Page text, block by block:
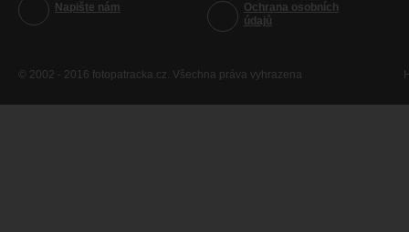
Napište nám
Ochrana osobních
údajů
© 2002 - 2016 fotopatracka.cz. Všechna práva vyhrazena